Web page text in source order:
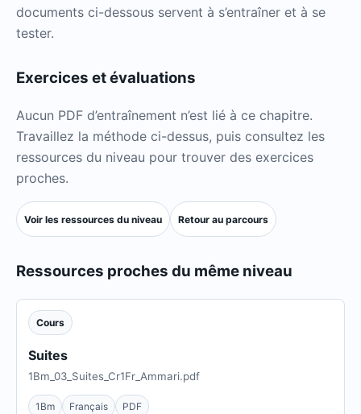
documents ci-dessous servent à s’entraîner et à se
tester.
Exercices et évaluations
Aucun PDF d’entraînement n’est lié à ce chapitre.
Travaillez la méthode ci-dessus, puis consultez les
ressources du niveau pour trouver des exercices
proches.
Voir les ressources du niveau Retour au parcours
Ressources proches du même niveau
Cours
Suites
1Bm_03_Suites_Cr1Fr_Ammari.pdf
1Bm Français PDF